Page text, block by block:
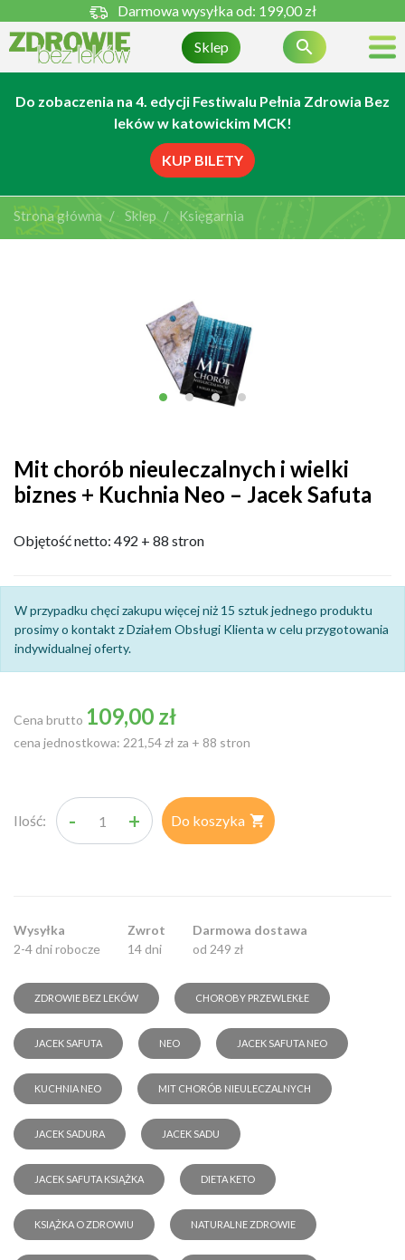
Darmowa wysyłka od: 199,00 zł
Sklep 
Do zobaczenia na 4. edycji Festiwalu Pełnia Zdrowia Bez
leków w katowickim MCK!
KUP BILETY
Strona główna Sklep Księgarnia
Mit chorób nieuleczalnych i wielki
biznes + Kuchnia Neo – Jacek Safuta
Objętość netto: 492 + 88 stron
W przypadku chęci zakupu więcej niż 15 sztuk jednego produktu
prosimy o kontakt z Działem Obsługi Klienta w celu przygotowania
indywidualnej oferty.
Cena brutto 109,00 zł
cena jednostkowa: 221,54 zł za + 88 stron
Ilość: - + Do koszyka 
Wysyłka
2-4 dni robocze
Zwrot
14 dni
Darmowa dostawa
od 249 zł
ZDROWIE BEZ LEKÓW CHOROBY PRZEWLEKŁE
JACEK SAFUTA NEO JACEK SAFUTA NEO
KUCHNIA NEO MIT CHORÓB NIEULECZALNYCH
JACEK SADURA JACEK SADU
JACEK SAFUTA KSIĄŻKA DIETA KETO
KSIĄŻKA O ZDROWIU NATURALNE ZDROWIE